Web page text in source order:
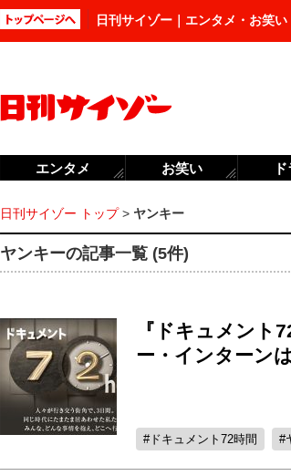
日刊サイゾー｜エンタメ・お笑
日刊サイゾー トップ> ヤンキー
ヤンキーの記事一覧 (5件)
『ドキュメント
ー・インターン
ドキュメント72時間
エンタメ お笑い